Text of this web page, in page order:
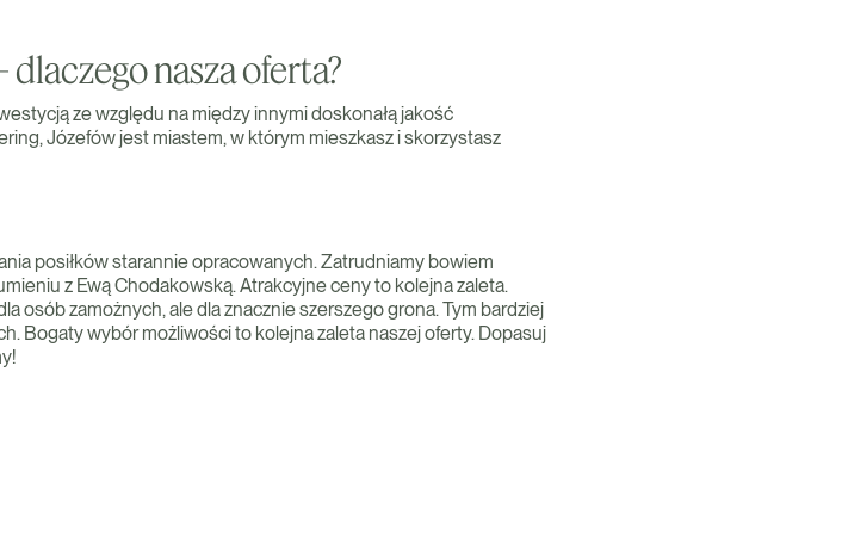
nasza oferta?
ze względu na między innymi doskonałą jakość
Józefów jest miastem, w którym mieszkasz i skorzystasz
posiłków starannie opracowanych. Zatrudniamy bowiem
z Ewą Chodakowską. Atrakcyjne ceny to kolejna zaleta.
osób zamożnych, ale dla znacznie szerszego grona. Tym bardziej
Bogaty wybór możliwości to kolejna zaleta naszej oferty. Dopasuj